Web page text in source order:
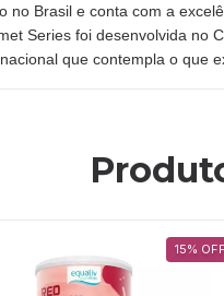
Brasil e conta com a
Series foi desenvolvida
que contempla o
15% OFF